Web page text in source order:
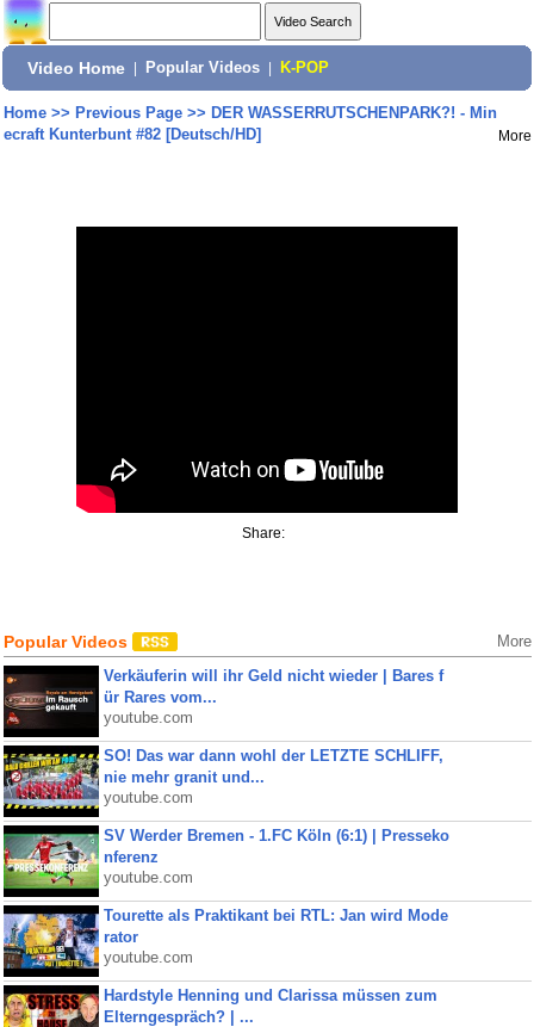
Video Home Popular Videos K-POP
Home>> Previous Page>> DER WASSERRUTSCHENPARK?! - Min
ecraft Kunterbunt #82 [Deutsch/HD]
More
Share:
Popular Videos More
Verkäuferin will ihr Geld nicht wieder | Bares f
ür Rares vom...
youtube.com
SO! Das war dann wohl der LETZTE SCHLIFF,
nie mehr granit und...
youtube.com
SV Werder Bremen - 1.FC Köln (6:1) | Presseko
nferenz
youtube.com
Tourette als Praktikant bei RTL: Jan wird Mode
rator
youtube.com
Hardstyle Henning und Clarissa müssen zum
Elterngespräch? | ...